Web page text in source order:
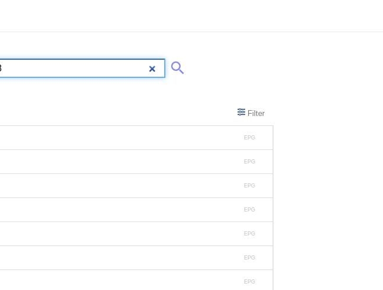
Filter
EPG
EPG
EPG
EPG
EPG
EPG
EPG